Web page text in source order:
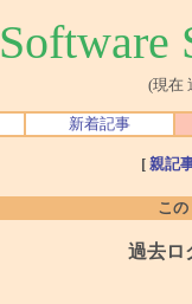
Software
(現在
新着記事
[ 親記
こ
過去ロ